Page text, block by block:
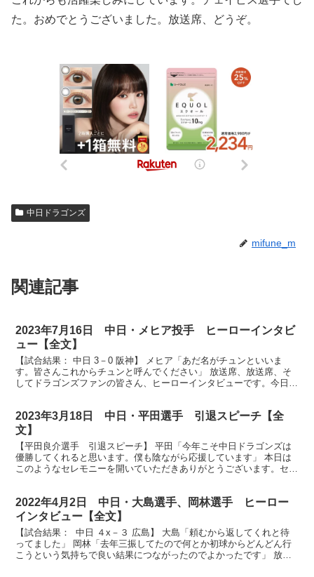
た。おめでとうございました。放送席、どうぞ。
中日ドラゴンズ
mifune_m
関連記事
2023年7月16日 中日・メヒア投手 ヒーローインタビ
ュー【全文】
【試合結果： 中日 3－0 阪神】 メヒア「あだ名がチュンといいま
す。皆さんこれからチュンと呼んでください」 放送席、放送席、そ
してドラゴンズファンの皆さん、ヒーローインタビューです。今日の
2023年3月18日 中日・平田選手 引退スピーチ【全
文】
【平田良介選手 引退スピーチ】 平田「今年こそ中日ドラゴンズは
優勝してくれると思います。僕も陰ながら応援しています」 本日は
このようなセレモニーを開いていただきありがとうございます。セレ
2022年4月2日 中日・大島選手、岡林選手 ヒーロー
インタビュー【全文】
【試合結果： 中日 ４x－３ 広島】 大島「頼むから返してくれと待
ってました」 岡林「去年三振してたので何とか初球からどんどん行
こうという気持ちで良い結果につながったのでよかったです」 放送